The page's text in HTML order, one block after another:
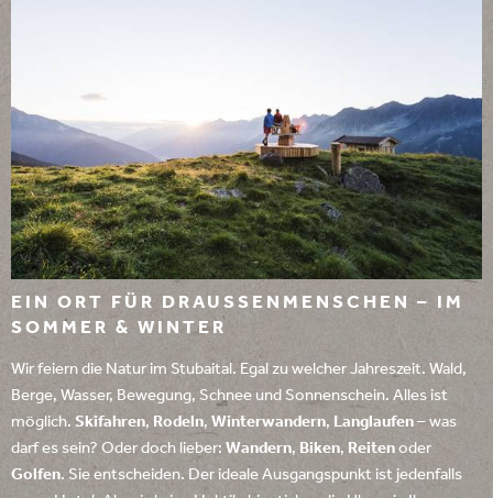
EIN ORT FÜR DRAUSSENMENSCHEN – IM S
OMMER & WINTER
Wir feiern die Natur im Stubaital. Egal zu welcher Jahreszeit. Wald,
Berge, Wasser, Bewegung, Schnee und Sonnenschein. Alles ist
möglich. Skifahren, Rodeln, Winterwandern, Langlaufen – was
darf es sein? Oder doch lieber: Wandern, Biken, Reiten oder
Golfen. Sie entscheiden. Der ideale Ausgangspunkt ist jedenfalls